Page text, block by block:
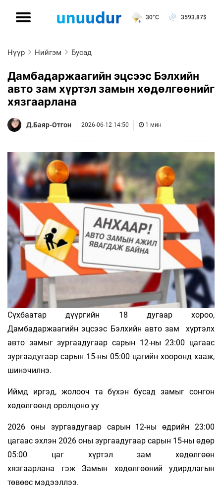
30°C 3593.87$
Нүүр Нийгэм Бусад
Дамбадаржаагийн эцсээс Бэлхийн
авто зам хүртэл замын хөдөлгөөнийг
хязгаарлана
Д.Баяр-Отгон 2026-06-12 14:50 1 мин
Сүхбаатар дүүргийн 18 дугаар хороо,
Дамбадаржаагийн эцсээс Бэлхийн авто зам хүртэлх
авто замыг зургаадугаар сарын 12-ны 23:00 цагаас
зургаадугаар сарын 15-ны 05:00 цагийн хооронд хааж,
шинэчилнэ.
Иймд иргэд, жолооч та бүхэн бусад замыг сонгон
хөдөлгөөнд оролцоно уу
2026 оны зургаадугаар сарын 12-ны өдрийн 23:00
цагаас эхлэн 2026 оны зургаадугаар сарын 15-ны өдөр
05:00 цаг хүртэл зам хөдөлгөөн
хязгаарлана гэж Замын хөдөлгөөний удирдлагын
төвөөс мэдээллээ.